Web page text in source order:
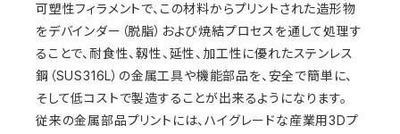
可塑性フィラメントで、この材料からプリントされた造形物
をデバインダー（脱脂）および焼結プロセスを通して処理す
ることで、耐食性、靱性、延性、加工性に優れたステンレス
鋼（SUS316L）の金属工具や機能部品を、安全で簡単に、
そして低コストで製造することが出来るようになります。
従来の金属部品プリントには、ハイグレードな産業用3Dプ